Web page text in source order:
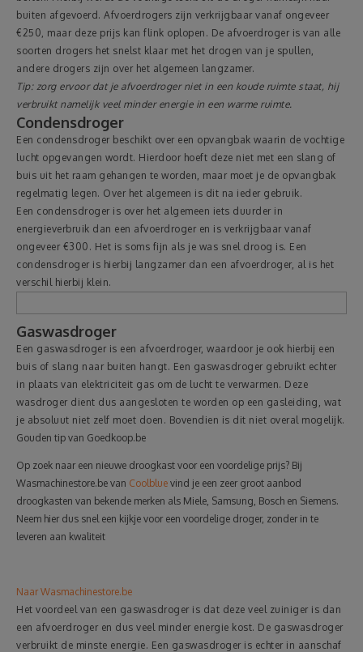
Eten & Drinken
Mode & Verzorging
Korting
buiten afgevoerd. Afvoerdrogers zijn verkrijgbaar vanaf ongeveer
€250, maar deze prijs kan flink oplopen. De afvoerdroger is van alle
soorten drogers het snelst klaar met het drogen van je spullen,
andere drogers zijn over het algemeen langzamer.
Tip: zorg ervoor dat je afvoerdroger niet in een koude ruimte staat, hij
verbruikt namelijk veel minder energie in een warme ruimte.
Condensdroger
Een condensdroger beschikt over een opvangbak waarin de vochtige
lucht opgevangen wordt. Hierdoor hoeft deze niet met een slang of
buis uit het raam gehangen te worden, maar moet je de opvangbak
regelmatig legen. Over het algemeen is dit na ieder gebruik.
Een condensdroger is over het algemeen iets duurder in
energieverbruik dan een afvoerdroger en is verkrijgbaar vanaf
ongeveer €300. Het is soms fijn als je was snel droog is. Een
condensdroger is hierbij langzamer dan een afvoerdroger, al is het
verschil hierbij klein.
Gaswasdroger
Een gaswasdroger is een afvoerdroger, waardoor je ook hierbij een
buis of slang naar buiten hangt. Een gaswasdroger gebruikt echter
in plaats van elektriciteit gas om de lucht te verwarmen. Deze
wasdroger dient dus aangesloten te worden op een gasleiding, wat
je absoluut niet zelf moet doen. Bovendien is dit niet overal mogelijk.
Gouden tip van Goedkoop.be
Op zoek naar een nieuwe droogkast voor een voordelige prijs? Bij
Wasmachinestore.be van Coolblue vind je een zeer groot aanbod
droogkasten van bekende merken als Miele, Samsung, Bosch en Siemens.
Neem hier dus snel een kijkje voor een voordelige droger, zonder in te
leveren aan kwaliteit
Naar Wasmachinestore.be
Het voordeel van een gaswasdroger is dat deze veel zuiniger is dan
een afvoerdroger en dus veel minder energie kost. De gaswasdroger
verbruikt de minste energie. Een gaswasdroger is echter in aanschaf